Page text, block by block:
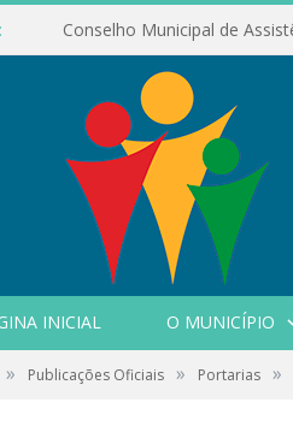
INICIAL O MUNICÍPIO
» Publicações Oficiais » Portarias »